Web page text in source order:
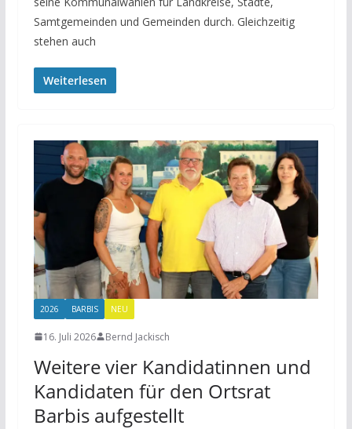
Samtgemeinden und Gemeinden durch. Gleichzeitig
stehen auch
Weiterlesen
2026 BARBIS NEU
16. Juli 2026 Bernd Jackisch
Weitere vier Kandidatinnen und
Kandidaten für den Ortsrat
Barbis aufgestellt